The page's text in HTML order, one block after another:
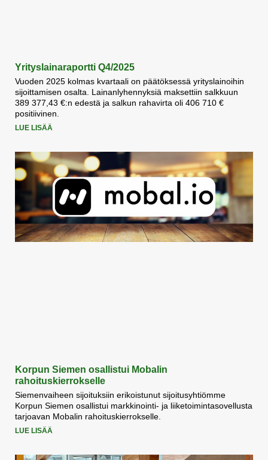
Yrityslainaraportti Q4/2025
Vuoden 2025 kolmas kvartaali on päätöksessä yrityslainoihin
sijoittamisen osalta. Lainanlyhennyksiä maksettiin salkkuun
389 377,43 €:n edestä ja salkun rahavirta oli 406 710 €
positiivinen.
LUE LISÄÄ
Korpun Siemen osallistui Mobalin
rahoituskierrokselle
Siemenvaiheen sijoituksiin erikoistunut sijoitusyhtiömme
Korpun Siemen osallistui markkinointi- ja liiketoimintasovellusta
tarjoavan Mobalin rahoituskierrokselle.
LUE LISÄÄ